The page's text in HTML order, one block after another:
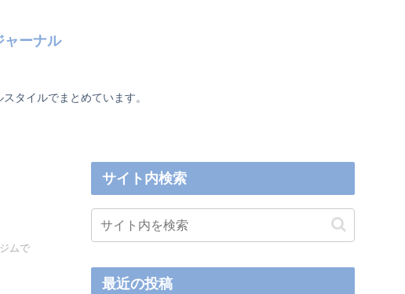
ャーナル
タイルでまとめています。
ムで
サイト内検索
最近の投稿